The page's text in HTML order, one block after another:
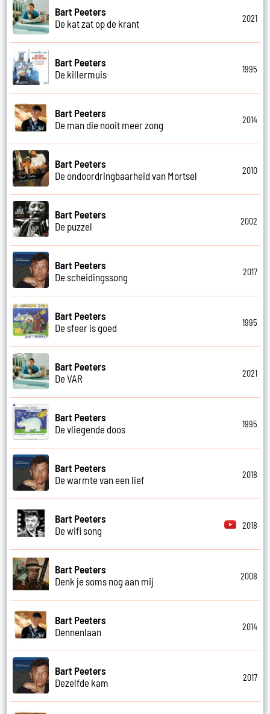
Bart Peeters
De kat zat op de krant
2021
Bart Peeters
De killermuis
1995
Bart Peeters
De man die nooit meer zong
2014
Bart Peeters
De ondoordringbaarheid van Mortsel
2010
Bart Peeters
De puzzel
2002
Bart Peeters
De scheidingssong
2017
Bart Peeters
De sfeer is goed
1995
Bart Peeters
De VAR
2021
Bart Peeters
De vliegende doos
1995
Bart Peeters
De warmte van een lief
2018
Bart Peeters
De wifi song
2018
Bart Peeters
Denk je soms nog aan mij
2008
Bart Peeters
Dennenlaan
2014
Bart Peeters
Dezelfde kam
2017